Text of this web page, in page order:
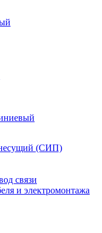
(СИП)
связи
и электромонтажа